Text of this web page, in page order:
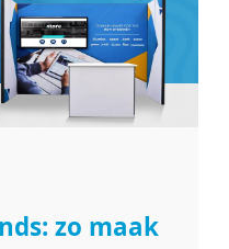
zo maak